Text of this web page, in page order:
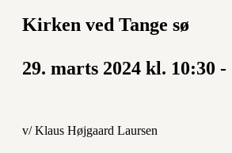
Kirken ved Tange sø
29. marts 2024 kl. 10:30 -
v/ Klaus Højgaard Laursen